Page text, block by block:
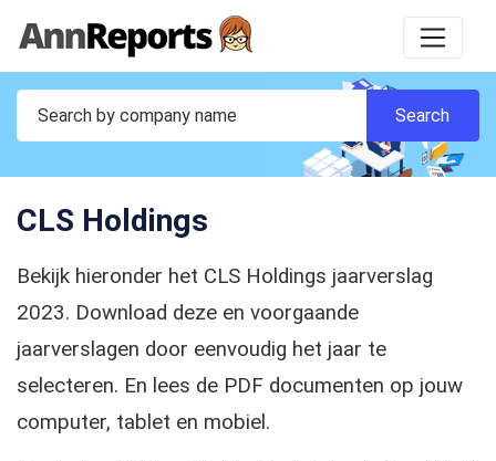
CLS Holdings
Bekijk hieronder het CLS Holdings jaarverslag
2023. Download deze en voorgaande
jaarverslagen door eenvoudig het jaar te
selecteren. En lees de PDF documenten op jouw
computer, tablet en mobiel.